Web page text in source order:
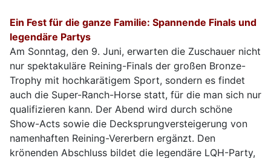
Ein Fest für die ganze Familie: Spannende Finals und
legendäre Partys
Am Sonntag, den 9. Juni, erwarten die Zuschauer nicht
nur spektakuläre Reining-Finals der großen Bronze-
Trophy mit hochkarätigem Sport, sondern es findet
auch die Super-Ranch-Horse statt, für die man sich nur
qualifizieren kann. Der Abend wird durch schöne
Show-Acts sowie die Decksprungversteigerung von
namenhaften Reining-Vererbern ergänzt. Den
krönenden Abschluss bildet die legendäre LQH-Party,